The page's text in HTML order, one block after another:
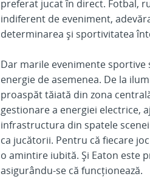
preferat jucat în direct. Fotbal,
indiferent de eveniment,
determinarea și sportivitatea
Dar marile evenimente sportive
energie de asemenea. De la
proaspăt tăiată din zona
gestionare a energiei electrice,
infrastructura din spatele
ca jucătorii. Pentru că fiecare
o amintire iubită. Și Eaton este
asigurându-se că funcționează.